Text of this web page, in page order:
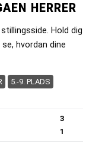
HERRER
Hold dig
hvordan dine
5.-9. PLADS
3
1